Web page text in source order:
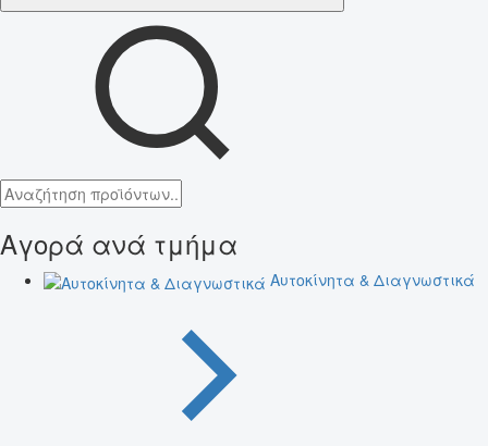
Αγορά ανά τμήμα
Αυτοκίνητα & Διαγνωστικά